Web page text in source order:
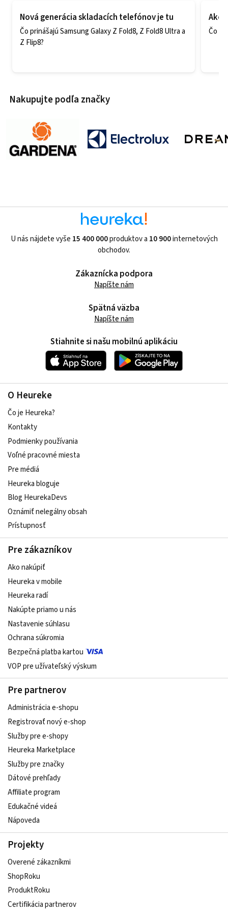
Nová generácia skladacích telefónov je tu
Čo prinášajú Samsung Galaxy Z Fold8, Z Fold8 Ultra a
Z Flip8?
Ako
Čo
Nakupujte podľa značky
U nás nájdete vyše 15 400 000produktov a 10 900internetových
obchodov.
O Heureke
Čo je Heureka?
Kontakty
Podmienky používania
Voľné pracovné miesta
Pre médiá
Heureka bloguje
Blog HeurekaDevs
Oznámiť nelegálny obsah
Prístupnosť
Pre zákazníkov
Ako nakúpiť
Heureka v mobile
Heureka radí
Nakúpte priamo u nás
Nastavenie súhlasu
Ochrana súkromia
Bezpečná platba kartou
VOP pre užívateľský výskum
Pre partnerov
Administrácia e-shopu
Registrovať nový e-shop
Služby pre e‑shopy
Heureka Marketplace
Služby pre značky
Dátové prehľady
Affiliate program
Edukačné videá
Nápoveda
Projekty
Overené zákazníkmi
ShopRoku
ProduktRoku
Certifikácia partnerov
Zákaznícka podpora
Napíšte nám
Spätná väzba
Napíšte nám
Stiahnite si našu mobilnú aplikáciu